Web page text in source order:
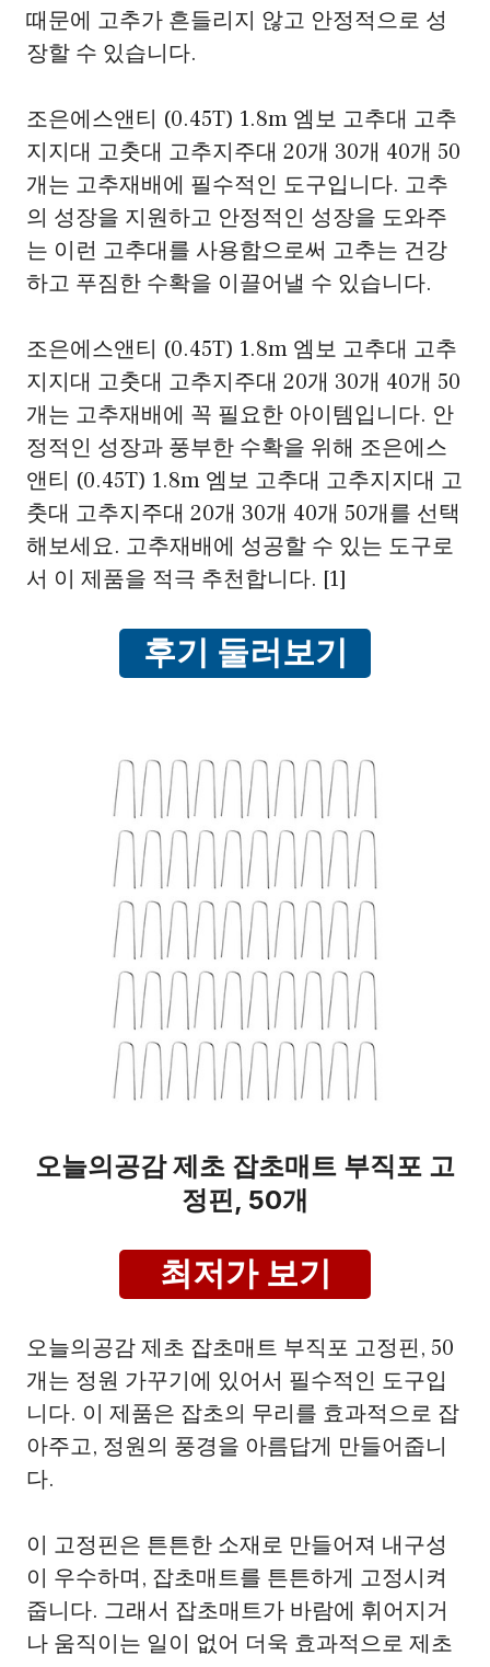
때문에 고추가 흔들리지 않고 안정적으로 성
장할 수 있습니다.
조은에스앤티 (0.45T) 1.8m 엠보 고추대 고추
지지대 고춧대 고추지주대 20개 30개 40개 50
개는 고추재배에 필수적인 도구입니다. 고추
의 성장을 지원하고 안정적인 성장을 도와주
는 이런 고추대를 사용함으로써 고추는 건강
하고 푸짐한 수확을 이끌어낼 수 있습니다.
조은에스앤티 (0.45T) 1.8m 엠보 고추대 고추
지지대 고춧대 고추지주대 20개 30개 40개 50
개는 고추재배에 꼭 필요한 아이템입니다. 안
정적인 성장과 풍부한 수확을 위해 조은에스
앤티 (0.45T) 1.8m 엠보 고추대 고추지지대 고
춧대 고추지주대 20개 30개 40개 50개를 선택
해보세요. 고추재배에 성공할 수 있는 도구로
서 이 제품을 적극 추천합니다. [1]
후기 둘러보기
오늘의공감 제초 잡초매트 부직포 고
정핀, 50개
최저가 보기
오늘의공감 제초 잡초매트 부직포 고정핀, 50
개는 정원 가꾸기에 있어서 필수적인 도구입
니다. 이 제품은 잡초의 무리를 효과적으로 잡
아주고, 정원의 풍경을 아름답게 만들어줍니
다.
이 고정핀은 튼튼한 소재로 만들어져 내구성
이 우수하며, 잡초매트를 튼튼하게 고정시켜
줍니다. 그래서 잡초매트가 바람에 휘어지거
나 움직이는 일이 없어 더욱 효과적으로 제초